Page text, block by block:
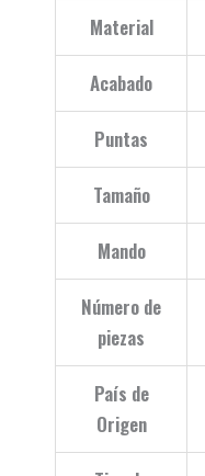
Material
Acabado
Puntas
Tamaño
Mando
Número de
piezas
País de
Origen